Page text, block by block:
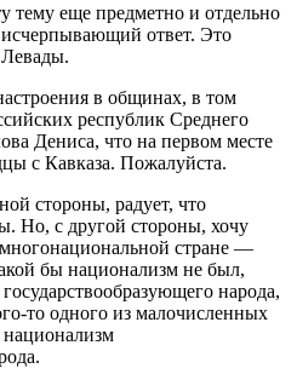
тему еще предметно и отдельно
исчерпывающий ответ. Это
в общинах, в том
республик Среднего
Дениса, что на первом месте
с Кавказа. Пожалуйста.
стороны, радует, что
Но, с другой стороны, хочу
стране —
бы национализм не был,
народа,
то одного из малочисленных
национализм